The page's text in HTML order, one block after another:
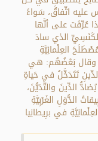
عليه اتِّفاقٌ، سَواءً
عُرِّفَت على أنَّها
الكَنَسِيِّ الذي سادَ
العِلْمانِيَّةِ
وقال بَعْضُهُم: هي
تَتَدَخَّلُ في حَياةِ
الدِّينَ والتَّدَيُّنَ،
الدُّوَلِ الغَرْبِيَّةِ
في برِيطانِيا